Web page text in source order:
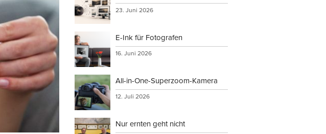
23. Juni 2026
E-Ink für Fotografen
16. Juni 2026
All-in-One-Superzoom-Kamera
12. Juli 2026
Nur ernten geht nicht